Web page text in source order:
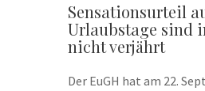
Sensationsurteil
Urlaubstage sind
nicht verjährt
Der EuGH hat am 22.